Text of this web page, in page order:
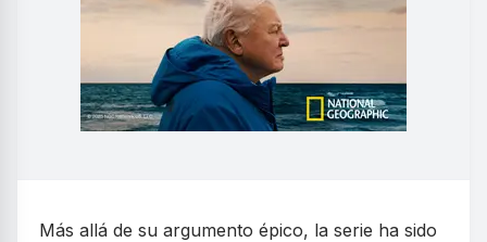
Más allá de su argumento épico, la serie ha sido